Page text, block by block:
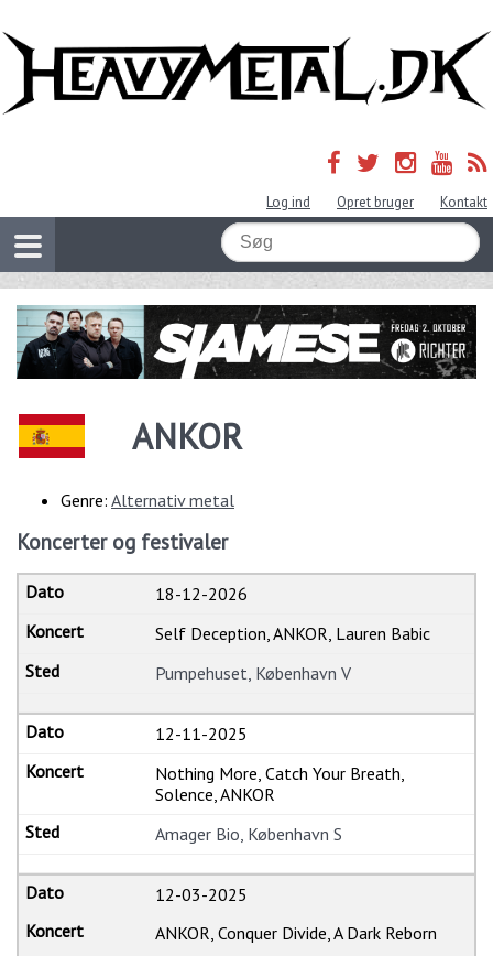
Log ind Opret bruger Kontakt
ANKOR
Genre: Alternativ metal
Koncerter og festivaler
18-12-2026
Self Deception, ANKOR, Lauren Babic
Pumpehuset, København V
12-11-2025
Nothing More, Catch Your Breath,
Solence, ANKOR
Amager Bio, København S
12-03-2025
ANKOR, Conquer Divide, A Dark Reborn